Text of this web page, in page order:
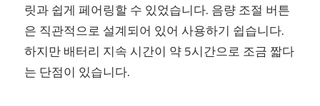
릿과 쉽게 페어링할 수 있었습니다. 음량 조절 버튼
은 직관적으로 설계되어 있어 사용하기 쉽습니다.
하지만 배터리 지속 시간이 약 5시간으로 조금 짧다
는 단점이 있습니다.